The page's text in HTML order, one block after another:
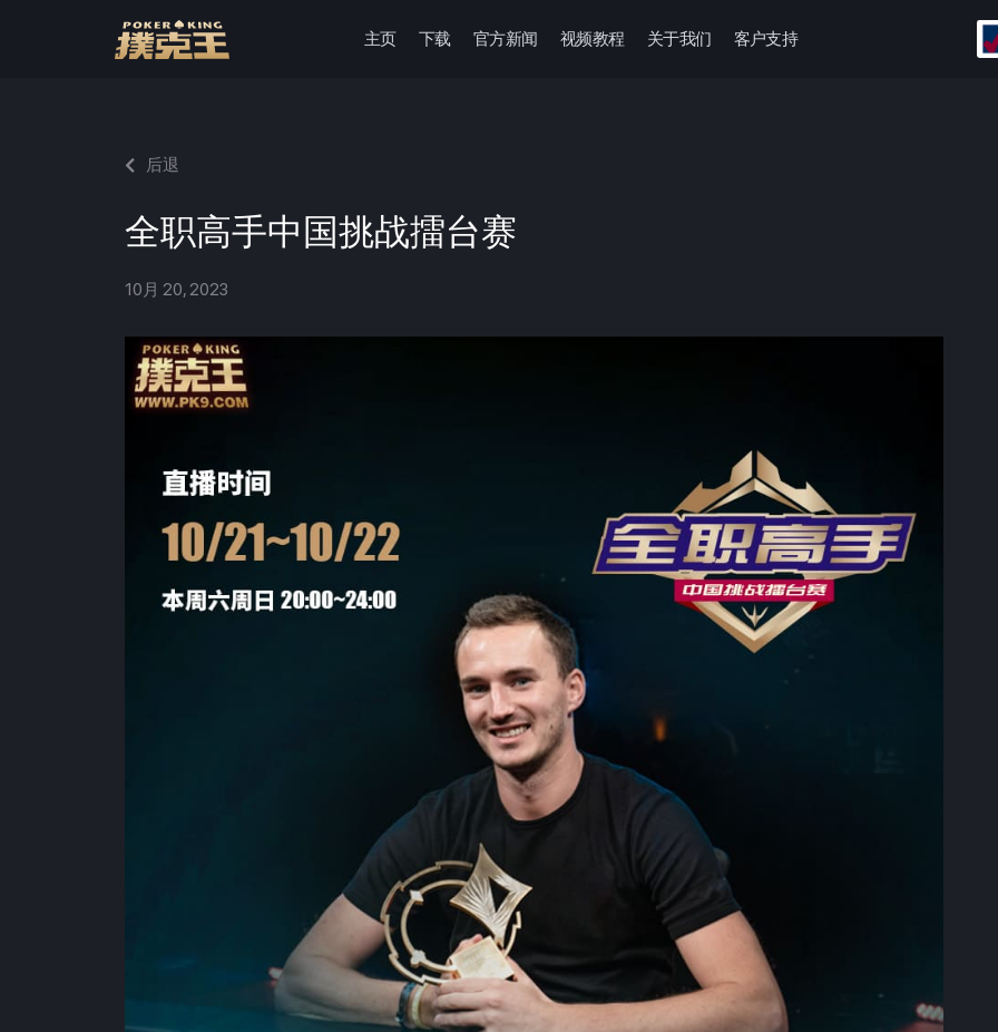
主页 下载 官方新闻 视频教程 关于我们 客户支持
后退
全职高手中国挑战擂台赛
10月 20, 2023